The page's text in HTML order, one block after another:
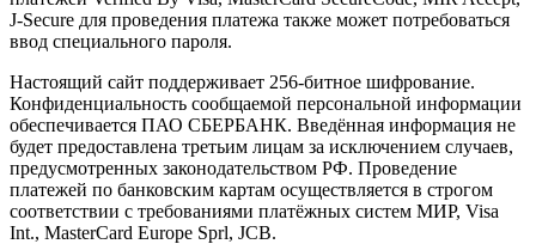
J-Secure для проведения платежа также может потребоваться
ввод специального пароля.
Настоящий сайт поддерживает 256-битное шифрование.
Конфиденциальность сообщаемой персональной информации
обеспечивается ПАО СБЕРБАНК. Введённая информация не
будет предоставлена третьим лицам за исключением случаев,
предусмотренных законодательством РФ. Проведение
платежей по банковским картам осуществляется в строгом
соответствии с требованиями платёжных систем МИР, Visa
Int., MasterCard Europe Sprl, JCB.